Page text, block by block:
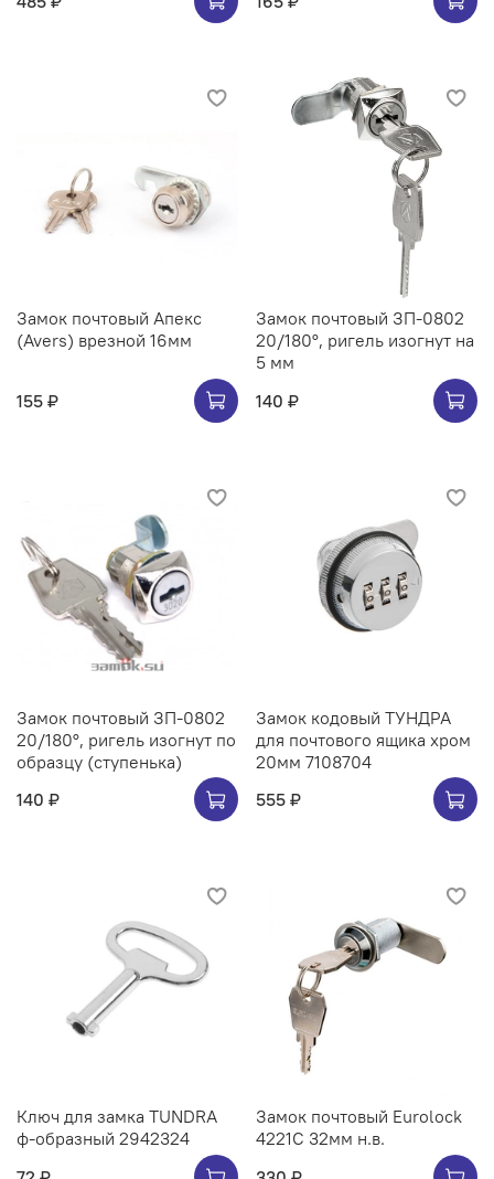
Замок почтовый Апекс
(Avers) врезной 16мм
155 ₽
Замок почтовый ЗП-0802
20/180°, ригель изогнут на
5 мм
140 ₽
Замок почтовый ЗП-0802
20/180°, ригель изогнут по
образцу (ступенька)
140 ₽
Замок кодовый ТУНДРА
для почтового ящика хром
20мм 7108704
555 ₽
Ключ для замка TUNDRA
ф-образный 2942324
Замок почтовый Eurolock
4221C 32мм н.в.